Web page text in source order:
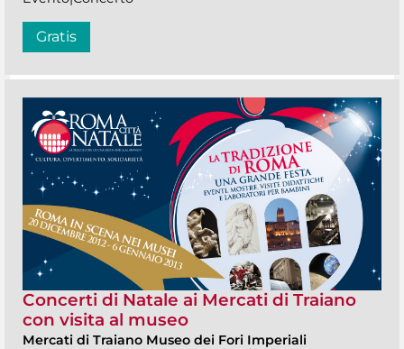
Gratis
Concerti di Natale ai Mercati di Traiano
con visita al museo
Mercati di Traiano Museo dei Fori Imperiali